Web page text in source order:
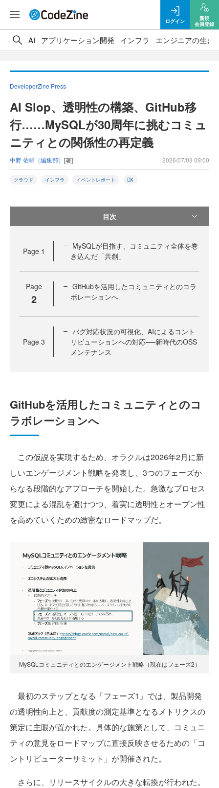
ログイン
新規
会員登録
AI アプリケーション開発 インフラ エンジニアの生き
DeveloperZine Press
AI Slop、透明性の構築、GitHub移
行……MySQLが30周年に挑むコミュ
ニティとの関係性の再定義
中野 佑輔（編集部） [著] 2026/07/03 09:00
クラウド インフラ イベントレポート DX
目次
Page 1
MySQLが目指す、コミュニティ全体を巻
き込んだ「共創」
Page
2
GitHubを活用したコミュニティとのコラ
ボレーションへ
Page 3
バグ対応状況の可視化、AIによるコント
リビューションへの対応──新時代のOSS
メンテナンス
GitHubを活用したコミュニティとのコ
ラボレーションへ
この仮説を実現するため、オラクルは2026年2月に新
しいエンゲージメント戦略を発表し、3つのフェーズか
らなる段階的なアプローチを開始した。急激なプロセス
変更による混乱を避けつつ、着実に透明性とオープン性
を高めていくための緻密なロードマップだ。
MySQLコミュニティとのエンゲージメント戦略（現在はフェーズ2）
最初のステップとなる「フェーズ1」では、製品開発
の透明性向上と、貢献度の測定基準となるメトリクスの
策定に主眼が置かれた。具体的な施策として、コミュニ
ティの意見をロードマップに直接反映させるための「コ
ントリビューターサミット」が開催された。
さらに、リリースサイクルの大きな転換が行われた。